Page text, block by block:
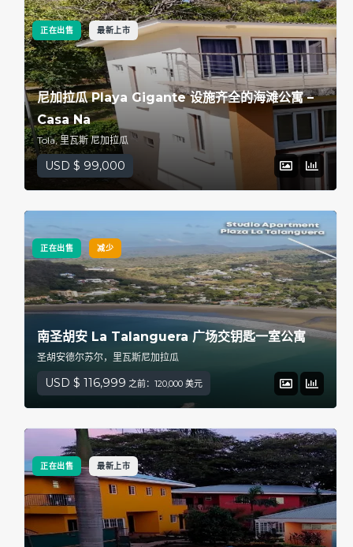
正在出售 最新上市
尼加拉瓜 Playa Gigante 设施齐全的海滩公寓 –
Casa Na
Tola, 里瓦斯 尼加拉瓜
USD $ 99,000
正在出售 减少
南圣胡安 La Talanguera 广场交钥匙一室公寓
圣胡安德尔苏尔，里瓦斯尼加拉瓜
USD $ 116,999 之前：120,000 美元
正在出售 最新上市